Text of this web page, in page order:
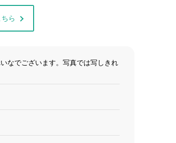
ら
なでございます。写真では写しきれ